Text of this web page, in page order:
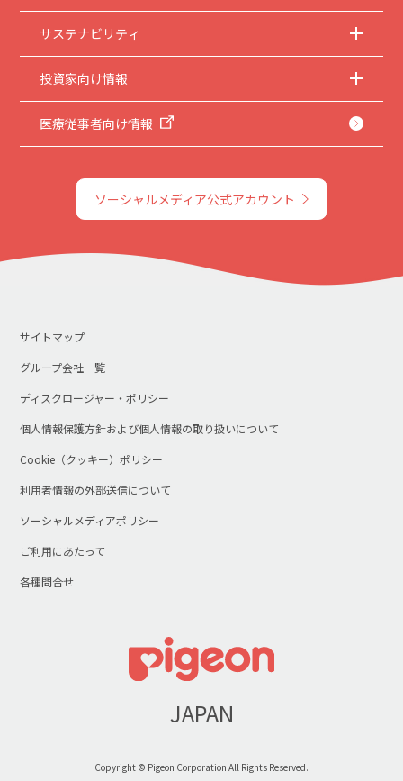
サステナビリティ
投資家向け情報
医療従事者向け情報
ソーシャルメディア公式アカウント
サイトマップ
グループ会社一覧
ディスクロージャー・ポリシー
個人情報保護方針および個人情報の取り扱いについて
Cookie（クッキー）ポリシー
利用者情報の外部送信について
ソーシャルメディアポリシー
ご利用にあたって
各種問合せ
JAPAN
Copyright © Pigeon Corporation All Rights Reserved.